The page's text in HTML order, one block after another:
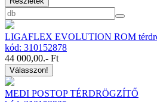
LIGAFLEX EVOLUTION ROM
kód: 310152878
44 000,00.- Ft
Válasszon!
MEDI POSTOP TÉRDRÖGZÍTŐ